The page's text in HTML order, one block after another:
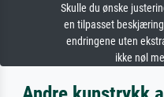
Skulle du ønske
en tilpasset
endringene uten
ikke nøl